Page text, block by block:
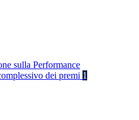
sulla Performance
dei premi 1